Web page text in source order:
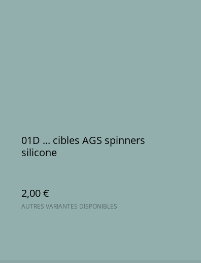
01D ... cibles AGS spinners
silicone
2,00 €
AUTRES VARIANTES DISPONIBLES